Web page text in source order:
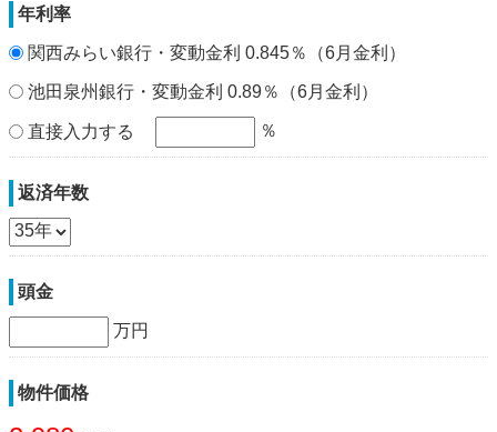
年利率
関西みらい銀行・変動金利 0.845％（6月金利）
池田泉州銀行・変動金利 0.89％（6月金利）
直接入力する ％
返済年数
頭金
万円
物件価格